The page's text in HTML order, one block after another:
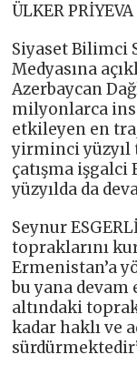
ÜLKER
Siyaset Bilimci
Medyasına
Azerbaycan
milyonlarca
etkileyen en
yirminci yüzyıl
çatışma
yüzyılda da
Seynur
topraklarını
Ermenistan’a
bu yana devam
altındaki
kadar haklı ve